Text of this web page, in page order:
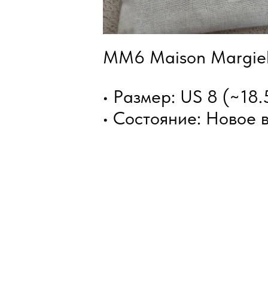
MM6 Maison
• Размер: US 8
• Состояние: Новое